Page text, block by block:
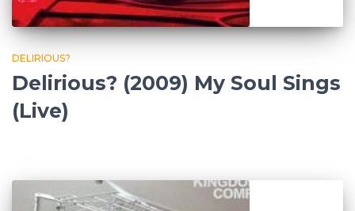
DELIRIOUS?
Delirious? (2009) My Soul Sings
(Live)